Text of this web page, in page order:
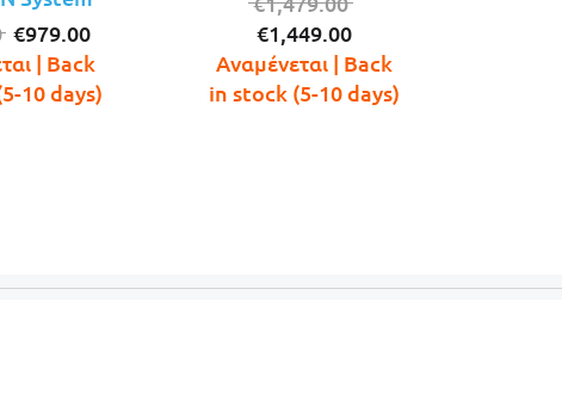
Original
price
was:
€979.00
τρέχουσα
τιμή
| Back
10 days)
was:
€1,479.00.
€1,449.00
τρέχουσα
τιμή
Αναμένεται | Back
in stock (5-10 days)